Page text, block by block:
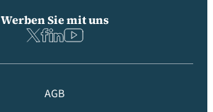
Werben Sie mit uns
AGB